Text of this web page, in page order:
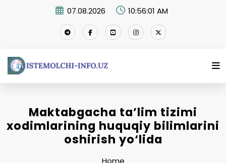
07.08.2026 10:56:02 AM
Maktabgacha ta’lim tizimi
xodimlarining huquqiy bilimlarini
oshirish yo‘lida
Home